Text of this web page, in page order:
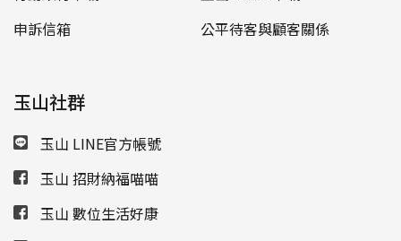
申訴信箱
公平待客與顧客關係
玉山社群
玉山 LINE官方帳號
玉山 招財納福喵喵
玉山 數位生活好康